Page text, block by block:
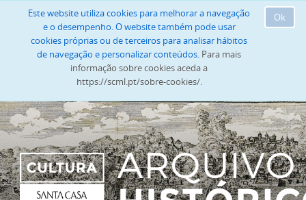
Ok
Este website utiliza cookies para melhorar a navegação
e o desempenho. O website também pode usar
cookies próprias ou de terceiros para analisar hábitos
de navegação e personalizar conteúdos. Para mais
informação sobre cookies aceda a
https://scml.pt/sobre-cookies/.